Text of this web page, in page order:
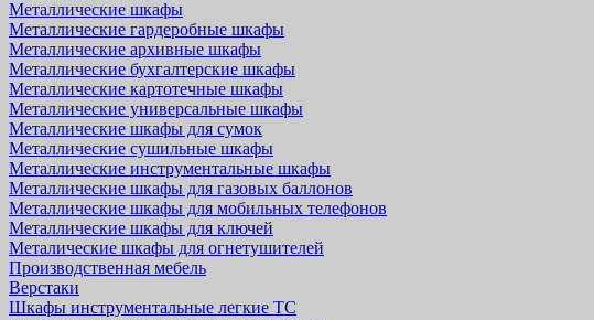
Металлические шкафы
Металлические гардеробные шкафы
Металлические архивные шкафы
Металлические бухгалтерские шкафы
Металлические картотечные шкафы
Металлические универсальные шкафы
Металлические шкафы для сумок
Металлические сушильные шкафы
Металлические инструментальные шкафы
Металлические шкафы для газовых баллонов
Металлические шкафы для мобильных телефонов
Металлические шкафы для ключей
Металические шкафы для огнетушителей
Производственная мебель
Верстаки
Шкафы инструментальные легкие ТС